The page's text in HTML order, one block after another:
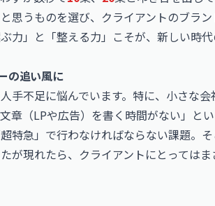
思うものを選び、クライアントのブラ
力」と「整える力」こそが、新しい時
の追い風に
手不足に悩んでいます。特に、小さな
章（LPや広告）を書く時間がない」と
特急」で行わなければならない課題。
が現れたら、クライアントにとっては